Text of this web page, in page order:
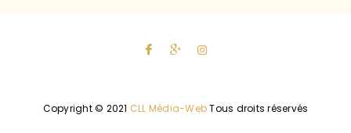
Copyright © 2021 CLL Média-WebTous droits réservés